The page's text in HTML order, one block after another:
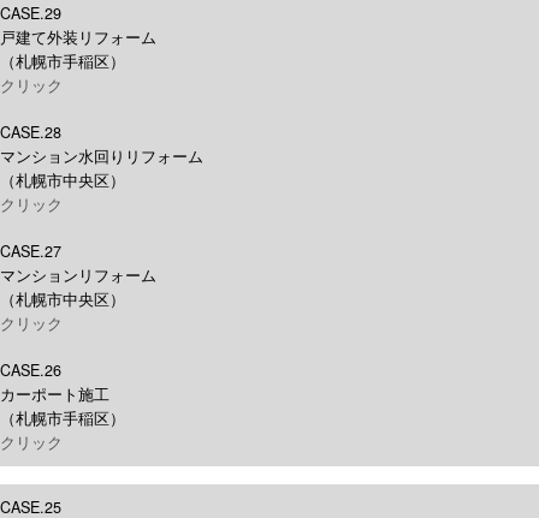
CASE.29
戸建て外装リフォーム
（札幌市手稲区）
クリック
CASE.28
マンション水回りリフォーム
（札幌市中央区）
クリック
CASE.27
マンションリフォーム
（札幌市中央区）
クリック
CASE.26
カーポート施工
（札幌市手稲区）
クリック
CASE.25